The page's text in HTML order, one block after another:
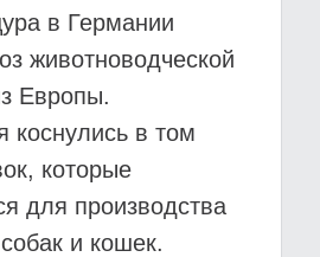
в Германии
животноводческой
Европы.
коснулись в том
которые
для производства
и кошек.